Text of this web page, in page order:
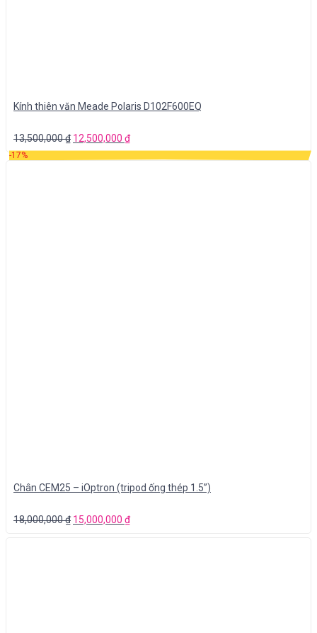
Kính thiên văn Meade Polaris D102F600EQ
13,500,000₫ 12,500,000 ₫
-17%
Chân CEM25 – iOptron (tripod ống thép 1.5”)
18,000,000₫ 15,000,000 ₫